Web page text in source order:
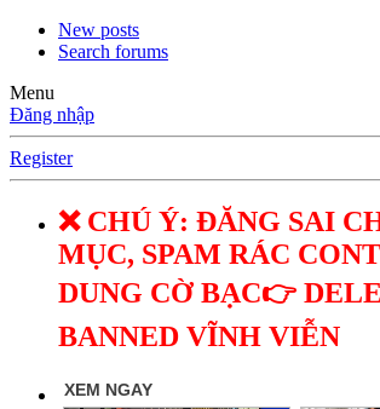
New posts
Search forums
Menu
Đăng nhập
Register
❌ CHÚ Ý: ĐĂNG SAI
MỤC, SPAM RÁC
DUNG CỜ BẠC👉
BANNED VĨNH VIỄN